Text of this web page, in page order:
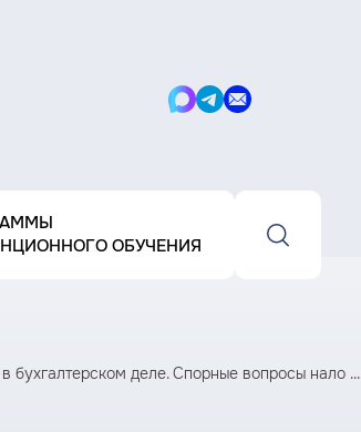
Написать
Написать
Написать
ОБУЧЕНИЯ
бухгалтерском деле. Спорные вопросы нало ...